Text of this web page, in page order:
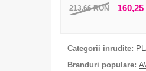
213,66RON 160,25
Categorii inrudite:
Branduri populare: